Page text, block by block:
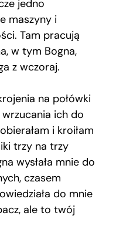
jedno
maszyny i
Tam pracują
w tym Bogna,
z wczoraj.
na połówki
ich do
i kroiłam
trzy na trzy
wysłała mnie do
czasem
do mnie
ale to twój